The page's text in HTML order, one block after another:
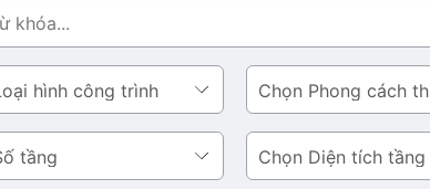
Phong
cách
thiết
kế
Diện
tích